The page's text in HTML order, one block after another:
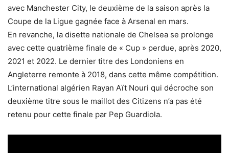
avec Manchester City, le deuxième de la saison après la
Coupe de la Ligue gagnée face à Arsenal en mars.
En revanche, la disette nationale de Chelsea se prolonge
avec cette quatrième finale de « Cup » perdue, après 2020,
2021 et 2022. Le dernier titre des Londoniens en
Angleterre remonte à 2018, dans cette même compétition.
L’international algérien Rayan Aït Nouri qui décroche son
deuxième titre sous le maillot des Citizens n’a pas été
retenu pour cette finale par Pep Guardiola.